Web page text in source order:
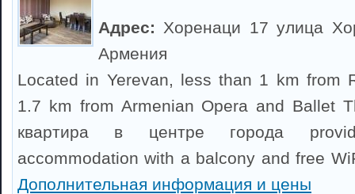
Адрес: Хоренаци 17 улица
Армения
Located in Yerevan, less than 1 km from
1.7 km from Armenian Opera and Ballet
квартира в центре города
accommodation with a balcony and free
Дополнительная информация и цены